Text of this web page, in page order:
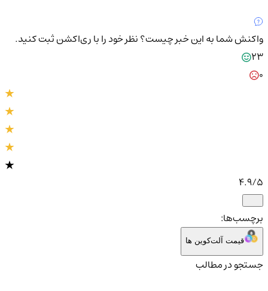
واکنش شما به این خبر چیست؟نظر خود را با ری‌اکشن ثبت کنید.
23
4.9/5
برچسب‌ها:
قیمت آلت‌کوین ها
جستجو در مطالب